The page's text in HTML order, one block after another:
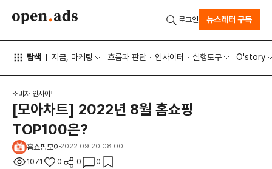
탐색 지금, 마케팅 흐름과 판단 인사이터 실행도구 O'story
로그인 뉴스레터 구독
소비자 인사이트
[모아차트] 2022년 8월 홈쇼핑
TOP100은?
홈쇼핑모아2022.09.20 08:00
1071 0 0 0